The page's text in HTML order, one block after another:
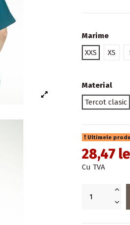
Marime
XXS
XS
Material
Tercot clasic
Ultimele
28,47
Cu TVA